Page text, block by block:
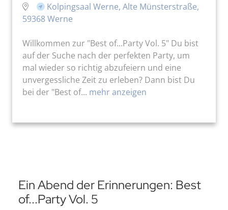
Kolpingsaal Werne, Alte Münsterstraße,
59368 Werne
Willkommen zur "Best of...Party Vol. 5" Du bist
auf der Suche nach der perfekten Party, um
mal wieder so richtig abzufeiern und eine
unvergessliche Zeit zu erleben? Dann bist Du
bei der "Best of... mehr anzeigen
Ein Abend der Erinnerungen: Best
of...Party Vol. 5